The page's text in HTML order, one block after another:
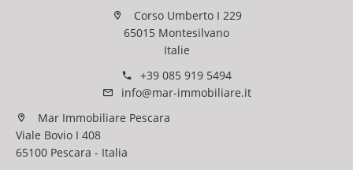
Corso Umberto I 229
65015 Montesilvano
Italie
+39 085 919 5494
info@mar-immobiliare.it
Mar Immobiliare Pescara
Viale Bovio I 408
65100 Pescara - Italia